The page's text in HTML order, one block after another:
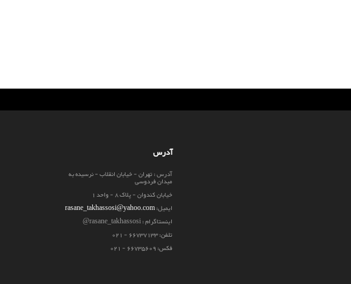
آدرس
آدرس : تهران - خیابان انقلاب - نرسیده به
میدان فردوسی
خیابان کندوان - پلاک 8 - واحد 1
ایمیل:rasane_takhassosi@yahoo.com
اینستاگرام : rasane_takhassosi@
تلفن: 66737133 - 021
فکس: 66735609 - 021